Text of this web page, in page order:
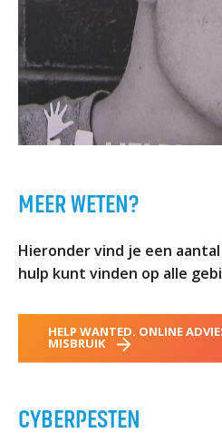
MEER WETEN?
Hieronder vind je een
hulp kunt vinden op alle
HELP WANTED. ONLINE
MISBRUIK
CYBERPESTEN